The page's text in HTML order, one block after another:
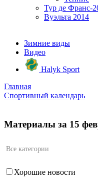
Тур де Франс-
Вуэльта 2014
Зимние виды
Видео
Halyk Sport
Главная
Спортивный календарь
Материалы за 15
Все категории
Хорошие новости